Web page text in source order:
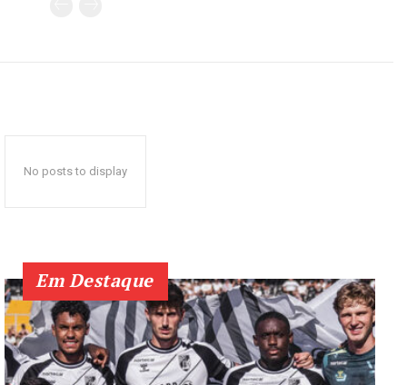
No posts to display
Em Destaque